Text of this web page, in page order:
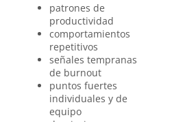
patrones de
productividad
comportamientos
repetitivos
señales tempranas
de burnout
puntos fuertes
individuales y de
equipo